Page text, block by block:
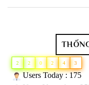
2 2 0 2 4 3
Users Today : 175